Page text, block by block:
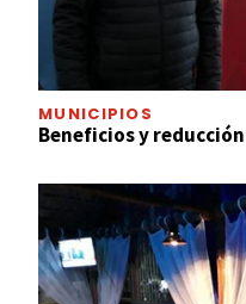
MUNICIPIOS
Beneficios y